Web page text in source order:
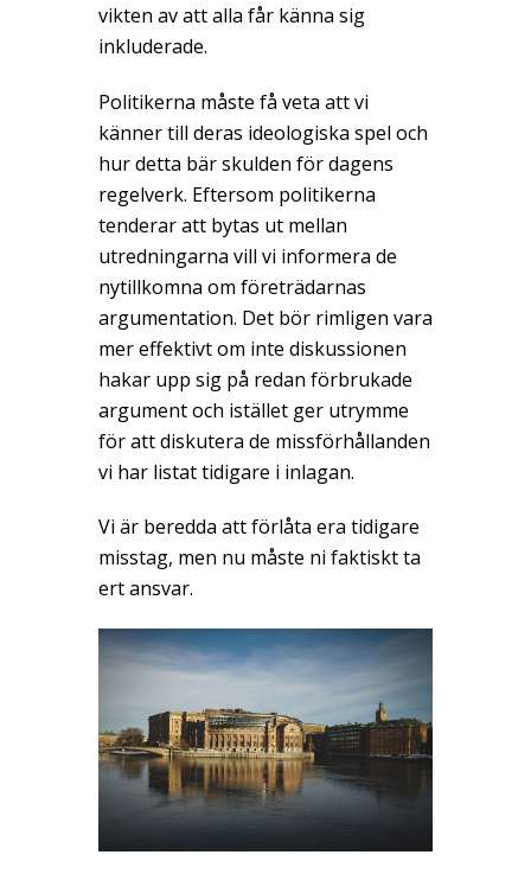
vikten av att alla får känna sig
inkluderade.
Politikerna måste få veta att vi
känner till deras ideologiska spel och
hur detta bär skulden för dagens
regelverk. Eftersom politikerna
tenderar att bytas ut mellan
utredningarna vill vi informera de
nytillkomna om företrädarnas
argumentation. Det bör rimligen vara
mer effektivt om inte diskussionen
hakar upp sig på redan förbrukade
argument och istället ger utrymme
för att diskutera de missförhållanden
vi har listat tidigare i inlagan.
Vi är beredda att förlåta era tidigare
misstag, men nu måste ni faktiskt ta
ert ansvar.